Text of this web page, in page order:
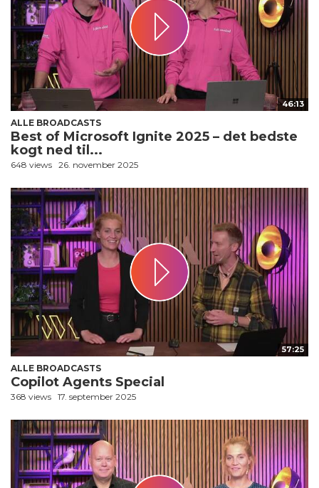
46:13
ALLE BROADCASTS
Best of Microsoft Ignite 2025 – det bedste
kogt ned til...
648 views 26. november 2025
57:25
ALLE BROADCASTS
Copilot Agents Special
368 views 17. september 2025